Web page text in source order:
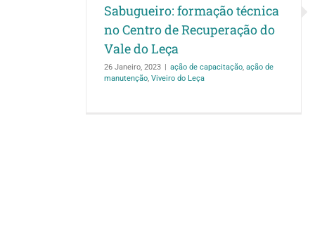
Sabugueiro: formação técnica
no Centro de Recuperação do
Vale do Leça
26 Janeiro, 2023 | ação de capacitação, ação de
manutenção, Viveiro do Leça